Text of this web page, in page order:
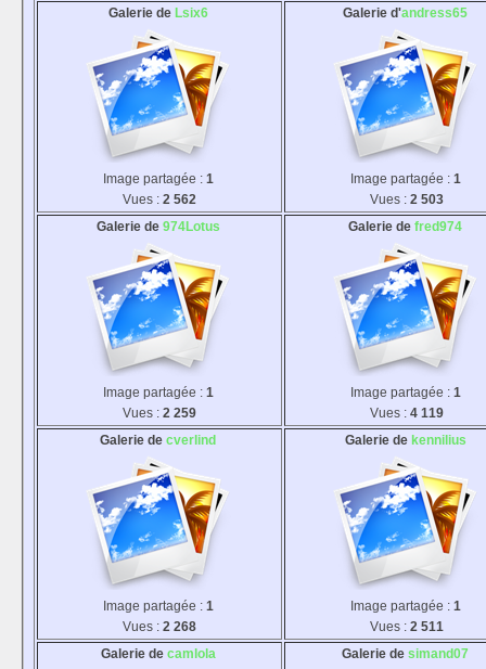
Galerie de Lsix6
Image partagée : 1
Vues : 2 562
Galerie d'andress65
Image partagée : 1
Vues : 2 503
Galerie de 974Lotus
Image partagée : 1
Vues : 2 259
Galerie de fred974
Image partagée : 1
Vues : 4 119
Galerie de cverlind
Image partagée : 1
Vues : 2 268
Galerie de kennilius
Image partagée : 1
Vues : 2 511
Galerie de camlola Galerie de simand07